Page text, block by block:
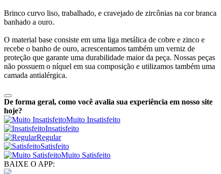
Brinco curvo liso, trabalhado, e cravejado de zircônias na cor branca
banhado a ouro.
O material base consiste em uma liga metálica de cobre e zinco e
recebe o banho de ouro, acrescentamos também um verniz de
proteção que garante uma durabilidade maior da peça. Nossas peças
não possuem o níquel em sua composição e utilizamos também uma
camada antialérgica.
De forma geral, como você avalia sua experiência em nosso site
hoje?
Muito Insatisfeito
Insatisfeito
Regular
Satisfeito
Muito Satisfeito
BAIXE O APP: